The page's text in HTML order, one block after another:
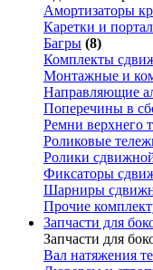
Амортизаторы
Каретки и
Багры (8)
Комплекты
Монтажные и
Направляющие
Поперечины в
Ремни верхнего
Роликовые
Ролики
Фиксаторы
Шарниры
Прочие
Запчасти для
Запчасти для
Вал натяжения